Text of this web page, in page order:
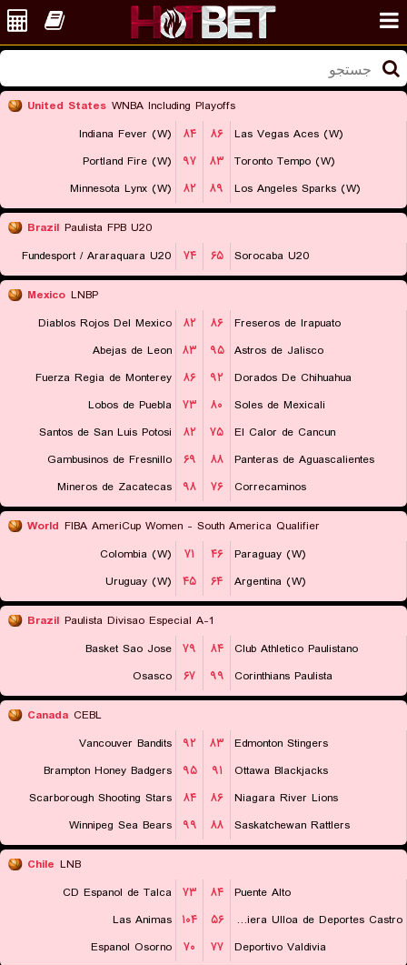
United States WNBA Including Playoffs
Indiana Fever (W)
۸۴ ۸۶
Las Vegas Aces (W)
Portland Fire (W)
۹۷ ۸۳
Toronto Tempo (W)
Minnesota Lynx (W)
۸۲ ۸۹ Los Angeles Sparks (W)
Brazil Paulista FPB U20
Fundesport / Araraquara U20
۷۴ ۶۵ Sorocaba U20
Mexico LNBP
Diablos Rojos Del Mexico
۸۲ ۸۶
Freseros de Irapuato
Abejas de Leon
۸۳ ۹۵
Astros de Jalisco
Fuerza Regia de Monterey
۸۶ ۹۲
Dorados De Chihuahua
Lobos de Puebla
۷۳ ۸۰
Soles de Mexicali
Santos de San Luis Potosi
۸۲ ۷۵
El Calor de Cancun
Gambusinos de Fresnillo
۶۹ ۸۸
Panteras de Aguascalientes
Mineros de Zacatecas
۹۸ ۷۶ Correcaminos
World FIBA AmeriCup Women - South America Qualifier
Colombia (W)
۷۱ ۴۶
Paraguay (W)
Uruguay (W)
۴۵ ۶۴ Argentina (W)
Brazil Paulista Divisao Especial A-1
Basket Sao Jose
۷۹ ۸۴
Club Athletico Paulistano
Osasco
۶۷ ۹۹ Corinthians Paulista
Canada CEBL
Vancouver Bandits
۹۲ ۸۳
Edmonton Stingers
Brampton Honey Badgers
۹۵ ۹۱
Ottawa Blackjacks
Scarborough Shooting Stars
۸۴ ۸۶
Niagara River Lions
Winnipeg Sea Bears
۹۹ ۸۸ Saskatchewan Rattlers
Chile LNB
CD Espanol de Talca
۷۳ ۸۴
Puente Alto
Las Animas
۱۰۴ ۵۶
Naviera Ulloa de Deportes Castro
Espanol Osorno
۷۰ ۷۷ Deportivo Valdivia